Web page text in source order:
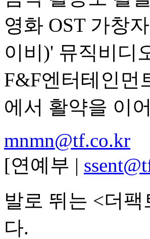
영화 OST 가창
이비)' 뮤직비디
F&F엔터테인먼
에서 활약을 이
mnmn@tf.co.kr
[연예부 |
발로 뛰는 <더
다.